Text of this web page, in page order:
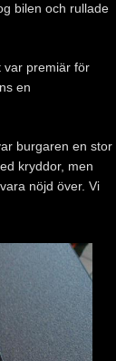
bilen och rullade
var premiär för
en
burgaren en stor
kryddor, men
nöjd över. Vi